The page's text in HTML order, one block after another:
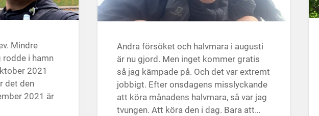
Mindre
rodde i hamn
2021
det den
2021 är
Andra försöket och halvmara i augusti
är nu gjord. Men inget kommer gratis
så jag kämpade på. Och det var extremt
jobbigt. Efter onsdagens misslyckande
att köra månadens halvmara, så var jag
tvungen. Att köra den i dag. Bara att…